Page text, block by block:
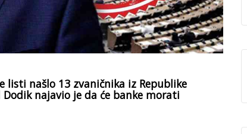
listi našlo 13 zvaničnika iz Republike
najavio je da će banke morati